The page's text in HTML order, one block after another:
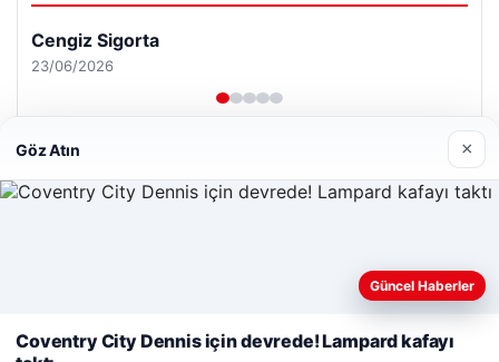
Cengiz Sigorta
23/06/2026
Web sitemizi nasıl kullandığınızı daha iyi anlayabilmek,
kullanıyoruz.Çerez Politikamız
Göz Atın ×
Güncel Haberler
Coventry City Dennis için devrede! Lampard kafayı
Malta Dil Okulu|